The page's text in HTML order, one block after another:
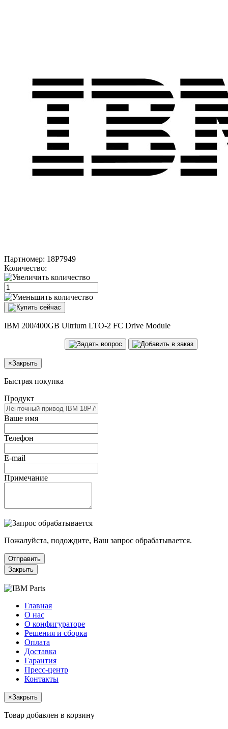
Партномер: 18P7949
Количество:
IBM 200/400GB Ultrium LTO-2 FC Drive Module
×Закрыть
Быстрая покупка
Продукт
Ваше имя
Телефон
E-mail
Примечание
Пожалуйста, подождите, Ваш запрос обрабатывается.
Отправить
Закрыть
Главная
О нас
О конфигураторе
Решения и сборка
Оплата
Доставка
Гарантия
Пресс-центр
Контакты
×Закрыть
Товар добавлен в корзину